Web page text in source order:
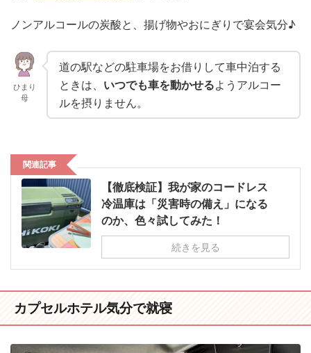
ノンアルコールの炭酸と、揚げ物やおにぎりで宴会気分♪
ひまり
母
道の駅などの駐車場をお借りして車中泊する
ときは、 いつでも車を動かせるようアルコー
ルを摂りません。
関連記事
【徹底検証】我が家のコードレス
冷温庫は「災害時の備え」になる
のか、色々試してみた！
続きを見る
カプセルホテル気分で就寝